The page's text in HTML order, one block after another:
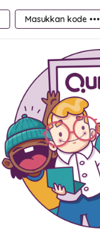
Masukkan kode •••